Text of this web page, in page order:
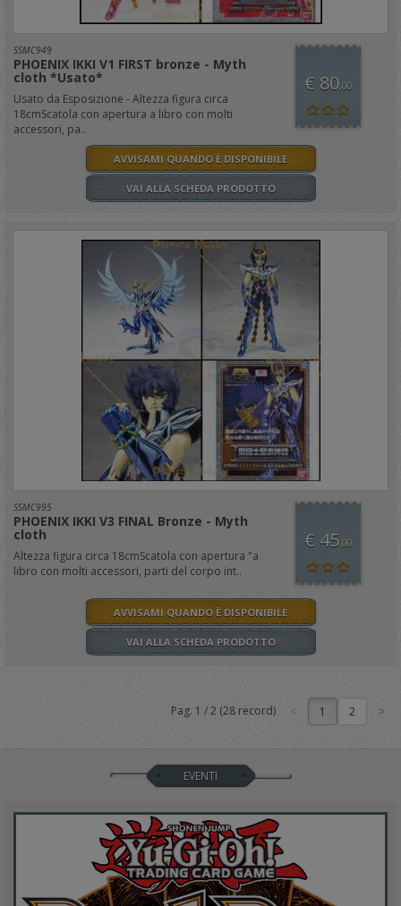
SSMC949
PHOENIX IKKI V1 FIRST bronze - Myth
cloth *Usato*
Usato da Esposizione - Altezza figura circa
18cmScatola con apertura a libro con molti
accessori, pa..
€ 80,00
AVVISAMI QUANDO È DISPONIBILE
VAI ALLA SCHEDA PRODOTTO
SSMC995
PHOENIX IKKI V3 FINAL Bronze - Myth
cloth
Altezza figura circa 18cmScatola con apertura "a
libro con molti accessori, parti del corpo int..
€ 45,00
AVVISAMI QUANDO È DISPONIBILE
VAI ALLA SCHEDA PRODOTTO
Pag. 1 /2 (28 record) 1
EVENTI